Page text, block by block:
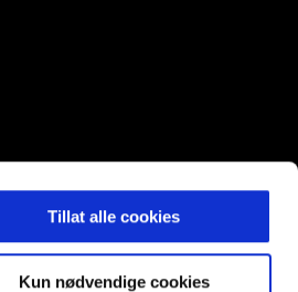
Tillat alle cookies
Kun nødvendige cookies